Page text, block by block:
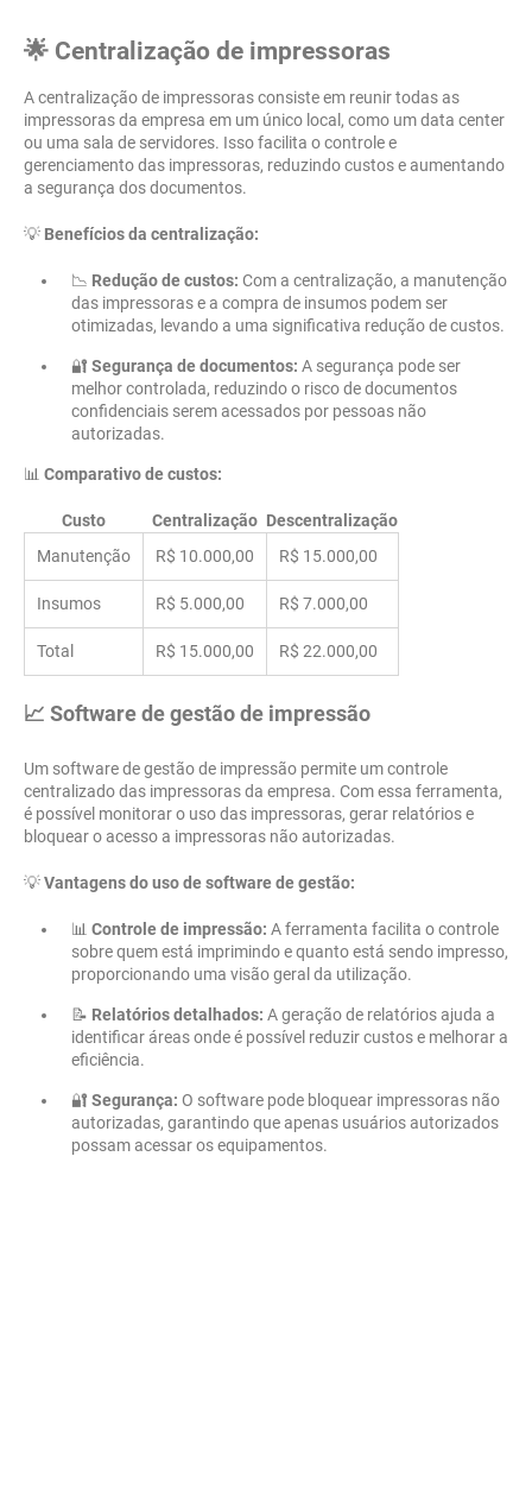
🌟 Centralização de impressoras
A centralização de impressoras consiste em reunir todas as
impressoras da empresa em um único local, como um data center
ou uma sala de servidores. Isso facilita o controle e
gerenciamento das impressoras, reduzindo custos e aumentando
a segurança dos documentos.
💡 Benefícios da centralização:
📉 Redução de custos: Com a centralização, a manutenção
das impressoras e a compra de insumos podem ser
otimizadas, levando a uma significativa redução de custos.
🔐 Segurança de documentos: A segurança pode ser
melhor controlada, reduzindo o risco de documentos
confidenciais serem acessados por pessoas não
autorizadas.
📊 Comparativo de custos:
Custo Centralização Descentralização
Manutenção
R$ 10.000,00 R$ 15.000,00
Insumos R$ 5.000,00 R$ 7.000,00
Total R$ 15.000,00 R$ 22.000,00
📈 Software de gestão de impressão
Um software de gestão de impressão permite um controle
centralizado das impressoras da empresa. Com essa ferramenta,
é possível monitorar o uso das impressoras, gerar relatórios e
bloquear o acesso a impressoras não autorizadas.
💡Vantagens do uso de software de gestão:
📊 Controle de impressão: A ferramenta facilita o controle
sobre quem está imprimindo e quanto está sendo impresso,
proporcionando uma visão geral da utilização.
📝 Relatórios detalhados: A geração de relatórios ajuda a
identificar áreas onde é possível reduzir custos e melhorar a
eficiência.
🔐 Segurança: O software pode bloquear impressoras não
autorizadas, garantindo que apenas usuários autorizados
possam acessar os equipamentos.